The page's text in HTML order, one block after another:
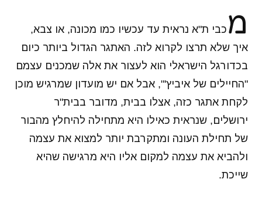
מ כבי ת"א נראית עד עכשיו כמו מכונה, או צבא,
איך שלא תרצו לקרוא לזה. האתגר הגדול ביותר כיום
בכדורגל הישראלי הוא לעצור את אלה שמכנים עצמם
"החיילים של איביץ'", אבל אם יש מועדון שמרגיש מוכן
לקחת אתגר כזה, אצלו בבית, מדובר בבית"ר
ירושלים, שנראית כאילו היא מתחילה להיחלץ מהבור
של תחילת העונה ומתקרבת יותר למצוא את עצמה
ולהביא את עצמה למקום אליו היא מרגישה שהיא
שייכת.